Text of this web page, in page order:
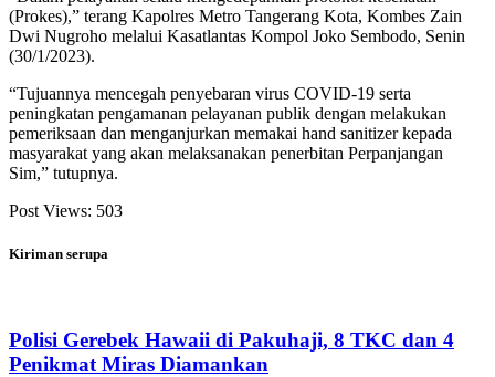
(Prokes),” terang Kapolres Metro Tangerang Kota, Kombes Zain
Dwi Nugroho melalui Kasatlantas Kompol Joko Sembodo, Senin
(30/1/2023).
“Tujuannya mencegah penyebaran virus COVID-19 serta
peningkatan pengamanan pelayanan publik dengan melakukan
pemeriksaan dan menganjurkan memakai hand sanitizer kepada
masyarakat yang akan melaksanakan penerbitan Perpanjangan
Sim,” tutupnya.
Post Views: 503
Kiriman serupa
Polisi Gerebek Hawaii di Pakuhaji, 8 TKC dan 4
Penikmat Miras Diamankan